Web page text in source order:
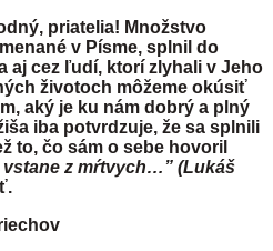
priatelia! Množstvo
v Písme, splnil do
aj cez ľudí, ktorí zlyhali v Jeho
životoch môžeme okúsiť
aký je ku nám dobrý a plný
iba potvrdzuje, že sa splnili
to, čo sám o sebe hovoril
z mŕtvych…” (Lukáš